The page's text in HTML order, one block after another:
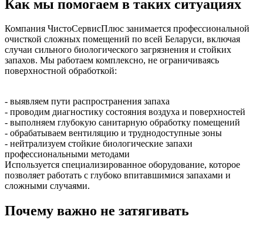
Как мы помогаем в таких ситуациях
Компания ЧистоСервисПлюс занимается профессиональной
очисткой сложных помещений по всей Беларуси, включая
случаи сильного биологического загрязнения и стойких
запахов. Мы работаем комплексно, не ограничиваясь
поверхностной обработкой:
- выявляем пути распространения запаха
- проводим диагностику состояния воздуха и поверхностей
- выполняем глубокую санитарную обработку помещений
- обрабатываем вентиляцию и труднодоступные зоны
- нейтрализуем стойкие биологические запахи
профессиональными методами
Используется специализированное оборудование, которое
позволяет работать с глубоко впитавшимися запахами и
сложными случаями.
Почему важно не затягивать